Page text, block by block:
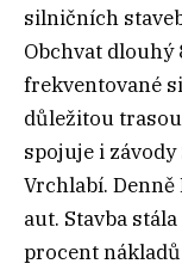
silničních
Obchvat dlouhý
frekventované
důležitou
spojuje i závody
Vrchlabí.
aut. Stavba
procent